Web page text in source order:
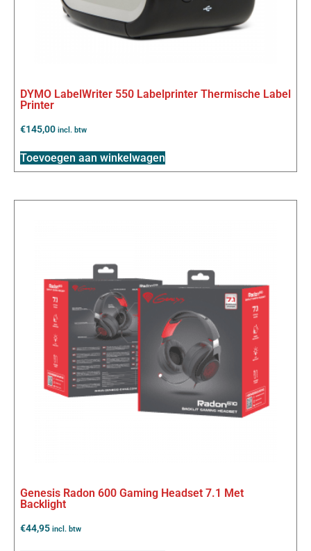
DYMO LabelWriter 550 Labelprinter Thermische Label
Printer
€145,00 incl. btw
Toevoegen aan winkelwagen
Genesis Radon 600 Gaming Headset 7.1 Met
Backlight
€44,95 incl. btw